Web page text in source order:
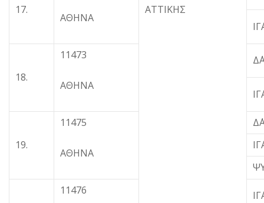
ΑΤΤΙΚΗΣ
17.
ΑΘΗΝΑ
18.
11473
ΑΘΗΝΑ
19.
11475
ΑΘΗΝΑ
11476